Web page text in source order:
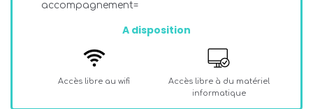
accompagnement=
A disposition
Accès libre au wifi
Accès libre à du matériel
informatique